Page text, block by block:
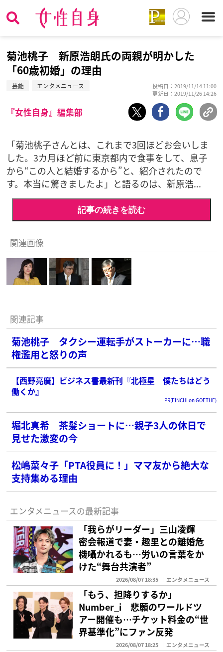
菊池桃子 新原浩朗氏の両親が明かした
「60歳初婚」の理由
芸能 エンタメニュース
投稿日：2019/11/14 11:00
更新日：2019/11/26 14:26
『女性自身』編集部
「菊池桃子さんとは、これまで3回ほどお会いしま
した。3カ月ほど前に東京都内で食事をして、息子
から“この人と結婚するから”と、紹介されたので
す。本当に驚きましたよ」と語るのは、新原浩...
記事の続きを読む
関連画像
関連記事
菊池桃子 タクシー運転手がストーカーに…職
権濫用と怒りの声
【西野亮廣】ビジネス書最新刊『北極星 僕たちはどう
働くか』
PR(FINCHI on GOETHE)
堀北真希 茶髪ショートに…親子3人の休日で
見せた激変の今
松嶋菜々子「PTA役員に！」ママ友から絶大な
支持集める理由
エンタメニュースの最新記事
「我らがリーダー」三山凌輝
密会報道で妻・趣里との離婚危
機囁かれるも…労いの言葉をか
けた“舞台共演者”
2026/08/07 18:35 エンタメニュース
「もう、担降りするか」
Number_i 悲願のワールドツ
アー開催も…チケット料金の“世
界基準化”にファン反発
2026/08/07 18:25 エンタメニュース